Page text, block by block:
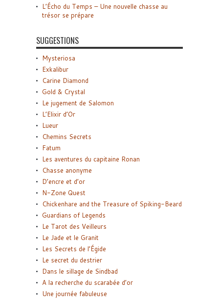
L’Écho du Temps – Une nouvelle chasse au
trésor se prépare
SUGGESTIONS
Mysteriosa
Exkalibur
Carine Diamond
Gold & Crystal
Le jugement de Salomon
L’Elixir d’Or
Lueur
Chemins Secrets
Fatum
Les aventures du capitaine Ronan
Chasse anonyme
D’encre et d’or
N-Zone Quest
Chickenhare and the Treasure of Spiking-Beard
Guardians of Legends
Le Tarot des Veilleurs
Le Jade et le Granit
Les Secrets de l’Égide
Le secret du destrier
Dans le sillage de Sindbad
A la recherche du scarabée d’or
Une journée fabuleuse